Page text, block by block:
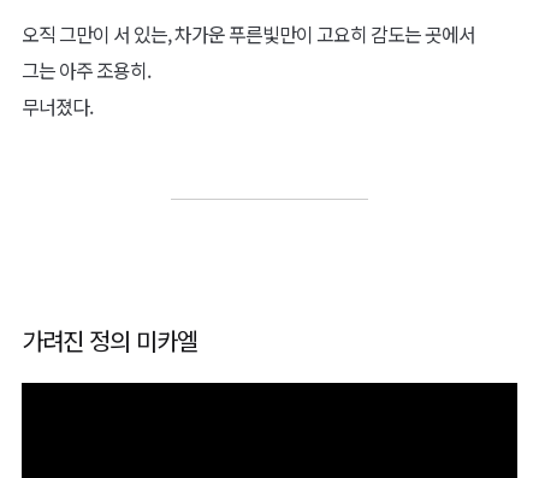
오직 그만이 서 있는, 차가운 푸른빛만이 고요히 감도는 곳에서
그는 아주 조용히.
무너졌다.
가려진 정의 미카엘